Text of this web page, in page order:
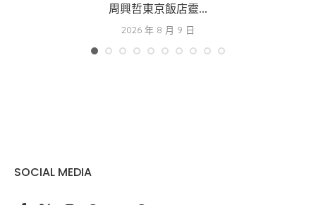
周興哲東京飯店靈...
2026 年 8 月 9 日
SOCIAL MEDIA